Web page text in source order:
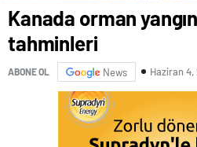
Kanada orman
tahminleri
ABONE OL News Haziran 4,